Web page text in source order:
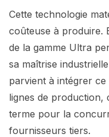
Cette technologie
coûteuse à produire.
de la gamme Ultra
sa maîtrise
parvient à intégrer
lignes de production,
terme pour la
fournisseurs tiers.